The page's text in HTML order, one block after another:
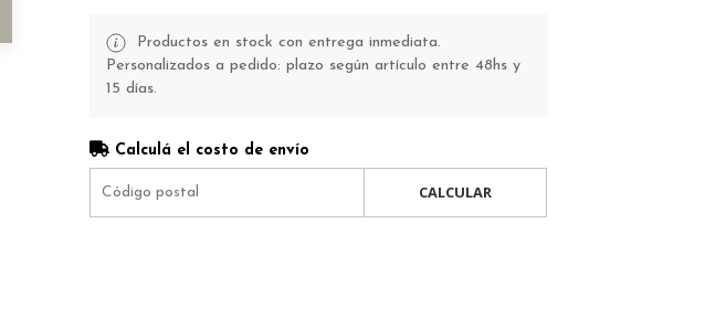
Productos en stock con entrega inmediata.
Personalizados a pedido: plazo según artículo entre 48hs y
15 días.
Calculá el costo de envío
CALCULAR